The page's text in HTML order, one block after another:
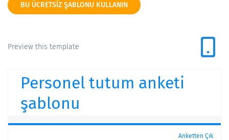
BU ÜCRETSIZ ŞABLONU KULLANIN
Preview this template